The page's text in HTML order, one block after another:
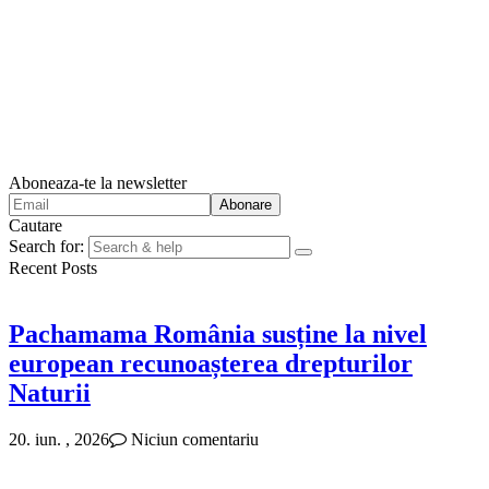
Aboneaza-te la newsletter
Cautare
Search for:
Recent Posts
Pachamama România susține la nivel
european recunoașterea drepturilor
Naturii
20. iun. , 2026 Niciun comentariu